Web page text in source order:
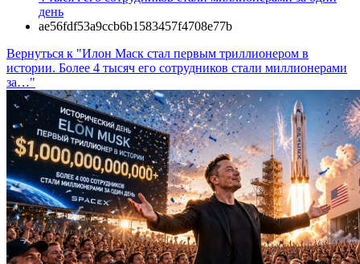
день
ae56fdf53a9ccb6b1583457f4708e77b
Вернуться к "Илон Маск стал первым триллионером в
истории. Более 4 тысяч его сотрудников стали миллионерами
за…"